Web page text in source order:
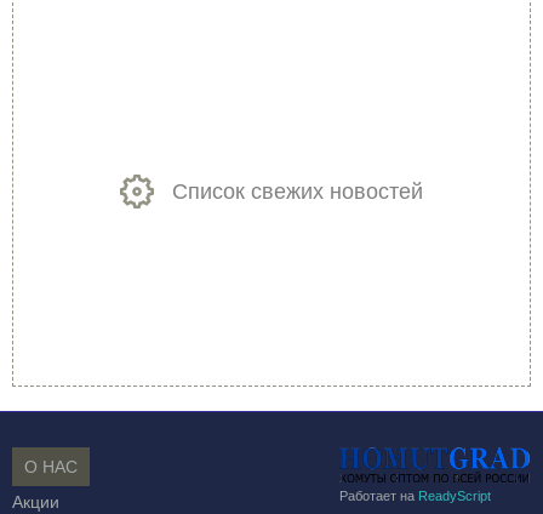
Список свежих новостей
Работает на ReadyScript
О НАС
Акции